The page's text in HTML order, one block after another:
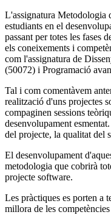
L'assignatura Metodologia
estudiants en el
passant per totes les fases
els coneixements i
com l'assignatura de
(50072) i Programació
Tal i com comentàvem
realització d'uns projectes
compaginen sessions
desenvolupament
del projecte, la qualitat del
El desenvolupament
metodologia que cobrirà
projecte software.
Les pràctiques es porten a
millora de les